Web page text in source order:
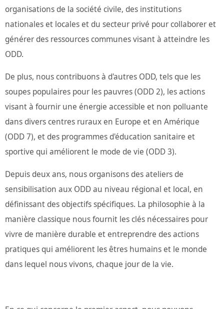
organisations de la société civile, des institutions
nationales et locales et du secteur privé pour collaborer et
générer des ressources communes visant à atteindre les
ODD.
De plus, nous contribuons à d'autres ODD, tels que les
soupes populaires pour les pauvres (ODD 2), les actions
visant à fournir une énergie accessible et non polluante
dans divers centres ruraux en Europe et en Amérique
(ODD 7), et des programmes d'éducation sanitaire et
sportive qui améliorent le mode de vie (ODD 3).
Depuis deux ans, nous organisons des ateliers de
sensibilisation aux ODD au niveau régional et local, en
définissant des objectifs spécifiques. La philosophie à la
manière classique nous fournit les clés nécessaires pour
vivre de manière durable et entreprendre des actions
pratiques qui améliorent les êtres humains et le monde
dans lequel nous vivons, chaque jour de la vie.